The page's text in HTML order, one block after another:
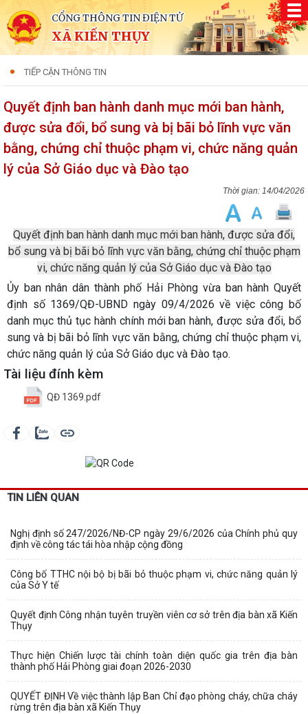
CỔNG THÔNG TIN ĐIỆN TỬ
XÃ KIẾN THỤY
TIẾP CẬN THÔNG TIN
Quyết định ban hành danh mục mới ban hành,
được sửa đổi, bổ sung và bị bãi bỏ lĩnh vực văn
bằng, chứng chỉ thuộc phạm vi, chức năng quản
lý của Sở Giáo dục và Đào tạo
14/04/2026
Quyết định ban hành danh mục mới ban hành, được sửa đổi,
bổ sung và bị bãi bỏ lĩnh vực văn bằng, chứng chỉ thuộc phạm
vi, chức năng quản lý của Sở Giáo dục và Đào tạo
Ủy ban nhân dân thành phố Hải Phòng vừa ban hành Quyết
định số 1369/QĐ-UBND ngày 09/4/2026 về việc công bố
danh mục thủ tục hành chính mới ban hành, được sửa đổi, bổ
sung và bị bãi bỏ lĩnh vực văn bằng, chứng chỉ thuộc phạm vi,
chức năng quản lý của Sở Giáo dục và Đào tạo.
Tài liệu đính kèm
QĐ 1369.pdf
TIN LIÊN QUAN
Nghị định số 247/2026/NĐ-CP ngày 29/6/2026 của Chính phủ quy
định về công tác tái hòa nhập cộng đồng
Công bố TTHC nội bộ bị bãi bỏ thuộc phạm vi, chức năng quản lý
của Sở Y tế
Quyết định Công nhận tuyên truyền viên cơ sở trên địa bàn xã Kiến
Thụy
Thực hiện Chiến lược tài chính toàn diện quốc gia trên địa bàn
thành phố Hải Phòng giai đoạn 2026-2030
QUYẾT ĐỊNH Về việc thành lập Ban Chỉ đạo phòng cháy, chữa cháy
rừng trên địa bàn xã Kiến Thụy